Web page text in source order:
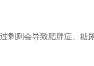
则会导致肥胖症、糖